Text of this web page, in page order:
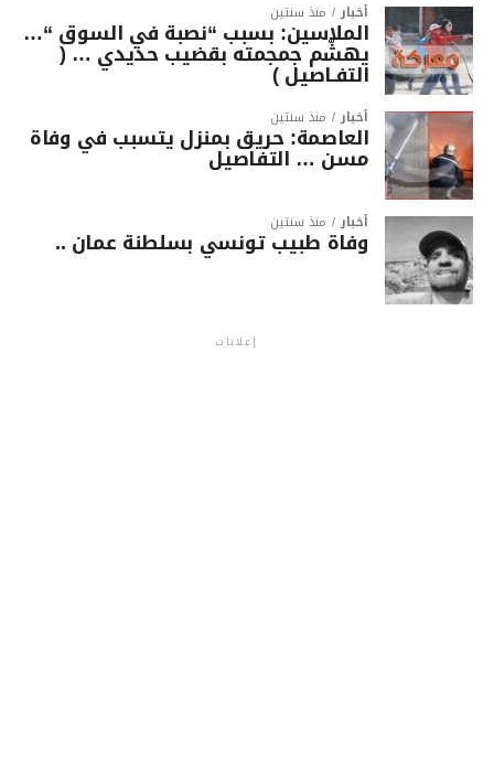
أخبار منذ سنتين
الملاسين: بسبب “نصبة في السوق “…
يهشّم جمجمته بقضيب حديدي … (
التفـاصيل )
أخبار منذ سنتين
العاصمة: حريق بمنزل يتسبب في وفاة
مسن … التفاصيل
أخبار منذ سنتين
وفاة طبيب تونسي بسلطنة عمان ..
إعلانات